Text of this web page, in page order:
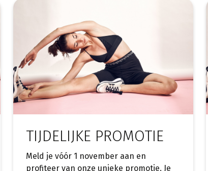
TIJDELIJKE PROMOTIE
Meld je vóór 1 november aan en
profiteer van onze unieke promotie. Je